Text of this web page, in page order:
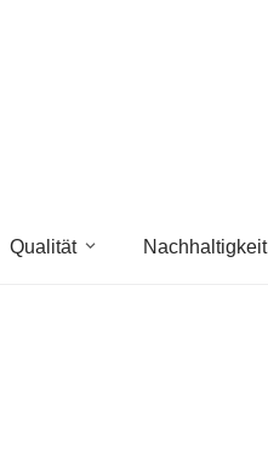
Qualität Nachhaltigkeit